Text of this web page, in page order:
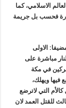
الاسلامي، كما
فحسب بل جريمة
الاولى
مباشرة على
من المشركين في مكة
فيها ويهلك،
التي لاترضع
للقتل العمد لان